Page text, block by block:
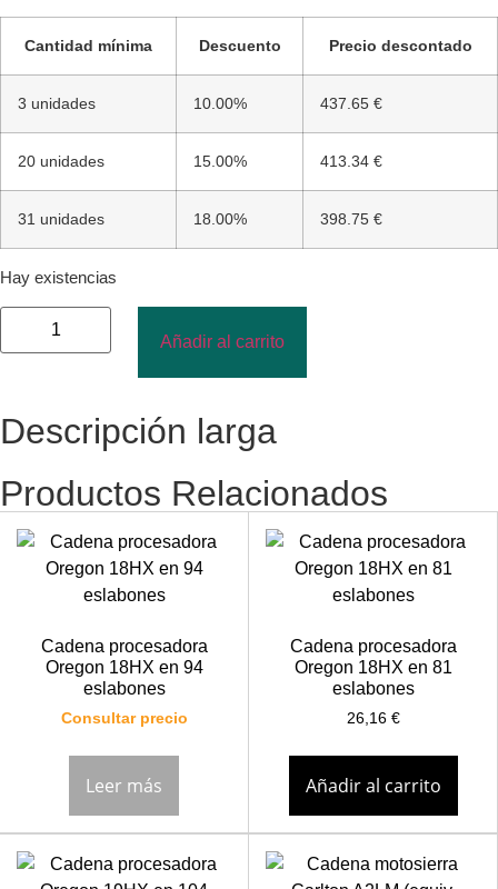
Cantidad mínima Descuento Precio descontado
3 unidades 10.00% 437.65 €
20 unidades 15.00% 413.34 €
31 unidades 18.00% 398.75 €
Hay existencias
Añadir al carrito
Descripción larga
Productos Relacionados
Cadena procesadora
Oregon 18HX en 94
eslabones
Consultar precio
Leer más
Cadena procesadora
Oregon 18HX en 81
eslabones
26,16 €
Añadir al carrito